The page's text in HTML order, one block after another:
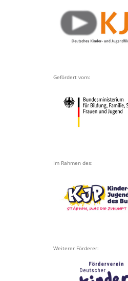
Gefördert vom:
Im Rahmen des:
Weiterer Förderer: